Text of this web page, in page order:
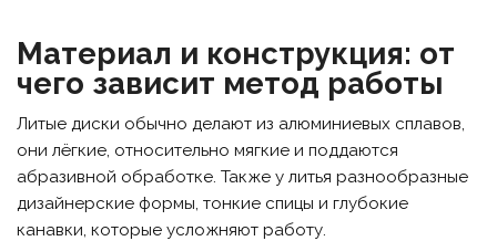
Материал и конструкция: от
чего зависит метод работы
Литые диски обычно делают из алюминиевых сплавов,
они лёгкие, относительно мягкие и поддаются
абразивной обработке. Также у литья разнообразные
дизайнерские формы, тонкие спицы и глубокие
канавки, которые усложняют работу.